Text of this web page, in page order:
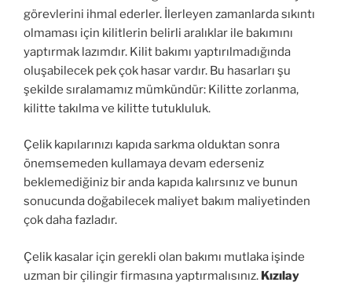
görevlerini ihmal ederler. İlerleyen zamanlarda sıkıntı
olmaması için kilitlerin belirli aralıklar ile bakımını
yaptırmak lazımdır. Kilit bakımı yaptırılmadığında
oluşabilecek pek çok hasar vardır. Bu hasarları şu
şekilde sıralamamız mümkündür: Kilitte zorlanma,
kilitte takılma ve kilitte tutukluluk.
Çelik kapılarınızı kapıda sarkma olduktan sonra
önemsemeden kullamaya devam ederseniz
beklemediğiniz bir anda kapıda kalırsınız ve bunun
sonucunda doğabilecek maliyet bakım maliyetinden
çok daha fazladır.
Çelik kasalar için gerekli olan bakımı mutlaka işinde
uzman bir çilingir firmasına yaptırmalısınız. Kızılay